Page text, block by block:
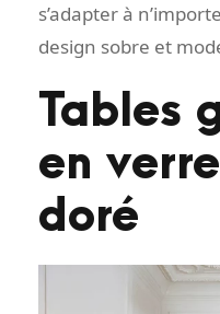
s’adapter à
design sobre et
Tables
en
doré